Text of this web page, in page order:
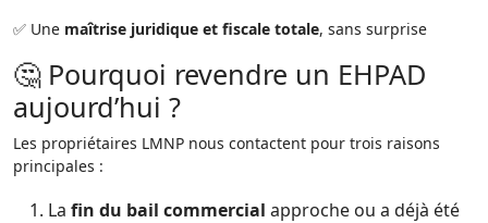
✅ Une maîtrise juridique et fiscale totale, sans surprise
🤔 Pourquoi revendre un EHPAD
aujourd’hui ?
Les propriétaires LMNP nous contactent pour trois raisons
principales :
La fin du bail commercial approche ou a déjà été